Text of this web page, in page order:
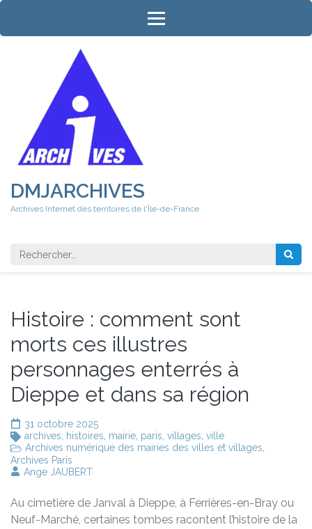
Aller
contenu
DMJARCHIVES
Archives Internet des territoires de l'Île-de-France
Rechercher
Histoire : comment sont
morts ces illustres
personnages enterrés à
Dieppe et dans sa région
31 octobre 2025
archives
histoires mairie paris villages ville
Archives numérique des mairies des villes et villages
Archives Paris
Ange JAUBERT
Au cimetière de Janval à Dieppe, à Ferrières-en-Bray ou
Neuf-Marché, certaines tombes racontent l’histoire de la